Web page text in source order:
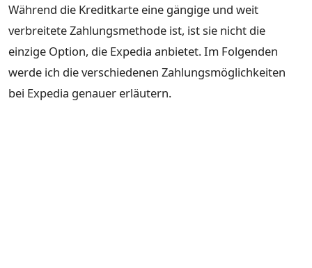
Während die Kreditkarte eine gängige und weit
verbreitete Zahlungsmethode ist, ist sie nicht die
einzige Option, die Expedia anbietet. Im Folgenden
werde ich die verschiedenen Zahlungsmöglichkeiten
bei Expedia genauer erläutern.